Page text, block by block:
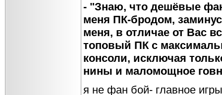
- "Знаю, что дешёвые
меня ПК-бродом,
меня, в отличае от Вас
топовый ПК с
консоли, исключая
нины и маломощное
я не фан бой- главное